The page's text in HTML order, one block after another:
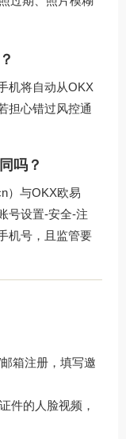
机将自动从OKX
担心错过风控通
吗？
）与OKX欧易
号设置-安全-注
机号，且监管要
箱注册，填写邀
件的人脸视频，